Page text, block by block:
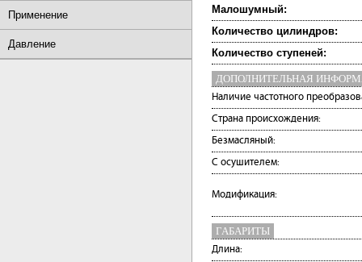
Применение
Давление
Малошумный:
Количество цилиндров:
Количество ступеней:
ДОПОЛНИТЕЛЬНАЯ
Наличие частотного
Страна происхождения:
Безмасляный:
С осушителем:
Модификация:
ГАБАРИТЫ
Длина: